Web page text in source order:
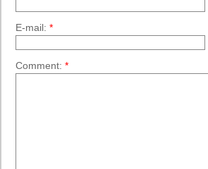
E-mail: *
Comment: *